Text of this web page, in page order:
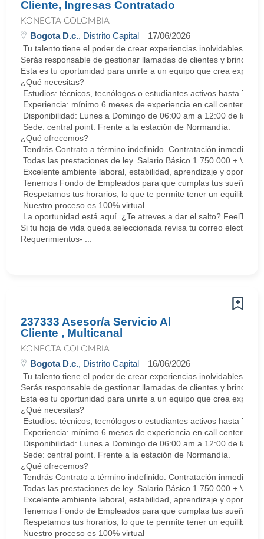
Cliente, Ingresas Contratado
KONECTA COLOMBIA
Bogota D.c., Distrito Capital 17/06/2026
Tu talento tiene el poder de crear experiencias inolvidables.
Serás responsable de gestionar llamadas de clientes y brindar
Esta es tu oportunidad para unirte a un equipo que crea
¿Qué necesitas?
Estudios: técnicos, tecnólogos o estudiantes activos hasta 7
Experiencia: mínimo 6 meses de experiencia en call center.
Disponibilidad: Lunes a Domingo de 06:00 am a 12:00 de la
Sede: central point. Frente a la estación de Normandía.
¿Qué ofrecemos?
Tendrás Contrato a término indefinido. Contratación inmediata.
Todas las prestaciones de ley. Salario Básico 1.750.000 +
Excelente ambiente laboral, estabilidad, aprendizaje y
Tenemos Fondo de Empleados para que cumplas tus sueños y
Respetamos tus horarios, lo que te permite tener un equilibrio
Nuestro proceso es 100% virtual
La oportunidad está aquí. ¿Te atreves a dar el salto?
Si tu hoja de vida queda seleccionada revisa tu correo
Requerimientos- ...
237333 Asesor/a Servicio Al
Cliente , Multicanal
KONECTA COLOMBIA
Bogota D.c., Distrito Capital 16/06/2026
Tu talento tiene el poder de crear experiencias inolvidables.
Serás responsable de gestionar llamadas de clientes y brindar
Esta es tu oportunidad para unirte a un equipo que crea
¿Qué necesitas?
Estudios: técnicos, tecnólogos o estudiantes activos hasta 7
Experiencia: mínimo 6 meses de experiencia en call center.
Disponibilidad: Lunes a Domingo de 06:00 am a 12:00 de la
Sede: central point. Frente a la estación de Normandía.
¿Qué ofrecemos?
Tendrás Contrato a término indefinido. Contratación inmediata.
Todas las prestaciones de ley. Salario Básico 1.750.000 +
Excelente ambiente laboral, estabilidad, aprendizaje y
Tenemos Fondo de Empleados para que cumplas tus sueños y
Respetamos tus horarios, lo que te permite tener un equilibrio
Nuestro proceso es 100% virtual